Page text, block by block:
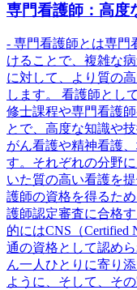
専門看護師：高度
- 専門看護師とは専門
けることで、複雑な
に対して、より質の
します。 看護師とし
修士課程や専門看護
とで、高度な知識や
がん看護や精神看護
す。それぞれの分野
いた質の高い看護を
護師の資格を得るた
護師認定審査に合格
的にはCNS（Certified
通の資格として認め
ん一人ひとりに寄り
ように、そして、そ